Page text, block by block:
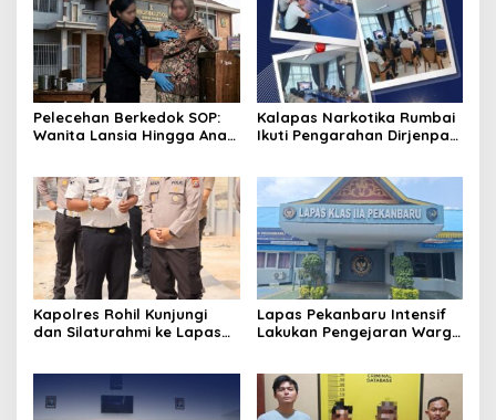
Pelecehan Berkedok SOP:
Wanita Lansia Hingga Anak
Copot Kalapas!
Kalapas Narkotika Rumbai
Ikuti Pengarahan Dirjenpas,
Agustus
Kapolres Rohil Kunjungi
dan Silaturahmi ke Lapas
Lapas Pekanbaru Intensif
Lakukan Pengejaran Warga
Lapas, Kanwil, dan
Kepolisian